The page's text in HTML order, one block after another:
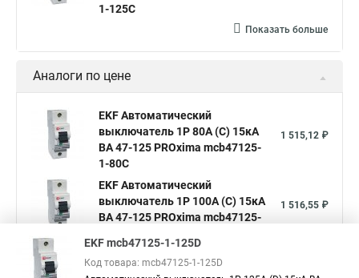
1-125C
Показать больше
Аналоги по цене
EKF Автоматический
выключатель 1P 80А (C) 15кА
ВА 47-125 PROxima mcb47125-
1-80C
1 515,12 ₽
EKF Автоматический
выключатель 1P 100А (C) 15кА
ВА 47-125 PROxima mcb47125-
1 516,55 ₽
выключатель 1P 125А (C) 15кА
1 601,18 ₽
EKF mcb47125-1-125D
Код товара: mcb47125-1-125D